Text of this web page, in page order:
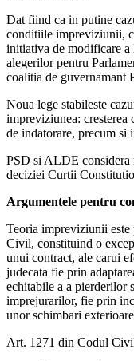
Dat fiind ca in putine
conditiile impreviziunii,
initiativa de modificare
alegerilor pentru
coalitia de guvernamant
Noua lege stabileste
impreviziunea: cresterea
de indatorare, precum si
PSD si ALDE considera
deciziei Curtii
Argumentele pentru
Teoria impreviziunii
Civil, constituind o
unui contract, ale carui
judecata fie prin
echitabile a a pierderilor
imprejurarilor, fie prin
unor schimbari
Art. 1271 din Codul